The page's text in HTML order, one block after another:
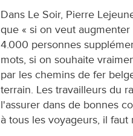
Dans Le Soir, Pierre
que « si on veut
4.000 personnes
mots, si on souhaite
par les chemins de fer
terrain. Les travailleurs du
l'assurer dans de bonnes
à tous les voyageurs, il faut